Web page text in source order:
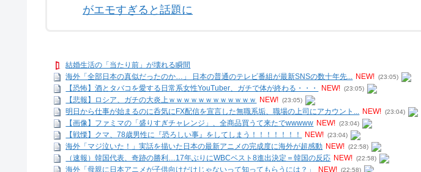
がエモすぎると話題に
結婚生活の「当たり前」が壊れる瞬間
海外「全部日本の真似だったのか…」 日本の普通のテレビ番組が最新SNSの数十年先... NEW! (23:05)
【恐怖】酒とタバコを愛する日常系女性YouTuber、ガチで体が終わる・・・ NEW! (23:05)
【悲報】ロシア、ガチの大炎上ｗｗｗｗｗｗｗｗｗｗｗｗ NEW! (23:05)
明日から仕事が始まるのに呑気にFX配信を宣言した無職系垢、職場の上司にアカウント... NEW! (23:04)
【画像】ファミマの「盛りすぎチャレンジ」、全商品買うて来たでwwwww NEW! (23:04)
【戦慄】クマ、78歳男性に『恐ろしい事』をしてしまう！！！！！！！ NEW! (23:04)
海外「マジ泣いた！」実話を描いた日本の最新アニメの完成度に海外が超感動 NEW! (22:58)
（速報）韓国代表、奇跡の勝利…17年ぶりにWBCベスト8進出決定＝韓国の反応 NEW! (22:58)
海外「母親に日本アニメが子供向けだけじゃないって知ってもらうには？」 NEW! (22:58)